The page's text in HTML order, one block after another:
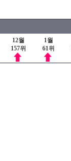
12월
157위
1월
61위